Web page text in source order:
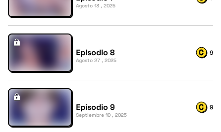
Agosto 13 , 2025
Episodio 8
Agosto 27 , 2025
9
Episodio 9
Septiembre 10 , 2025
9